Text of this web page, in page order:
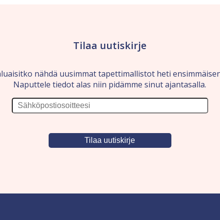
Tilaa uutiskirje
nähdä uusimmat tapettimallistot heti
Naputtele tiedot alas niin pidämme sinut ajantasalla.